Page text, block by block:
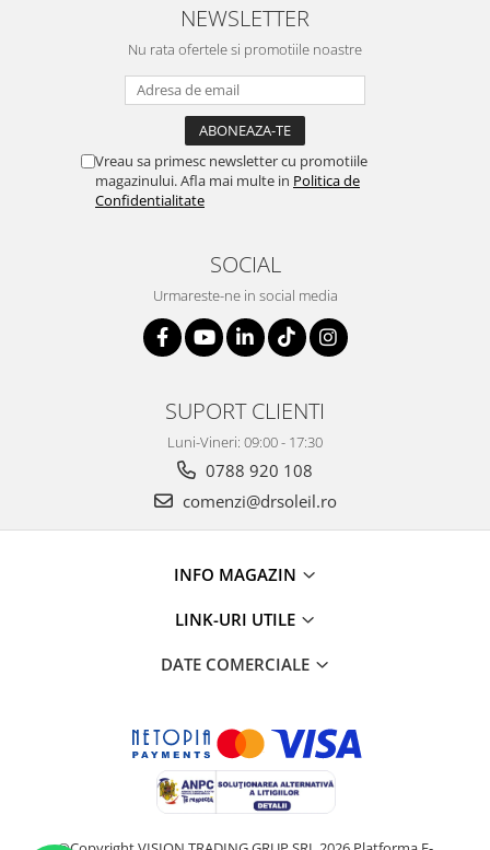
NEWSLETTER
Nu rata ofertele si promotiile noastre
Vreau sa primesc newsletter cu promotiile
magazinului. Afla mai multe in Politica de
Confidentialitate
SOCIAL
Urmareste-ne in social media
SUPORT CLIENTI
Luni-Vineri: 09:00 - 17:30
0788 920 108
comenzi@drsoleil.ro
INFO MAGAZIN
LINK-URI UTILE
DATE COMERCIALE